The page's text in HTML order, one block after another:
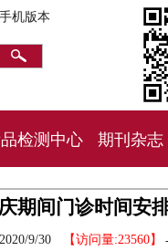
手机版本
检测中心 期刊杂志
期间门诊时间安
2020/9/30 【访问量:23560】